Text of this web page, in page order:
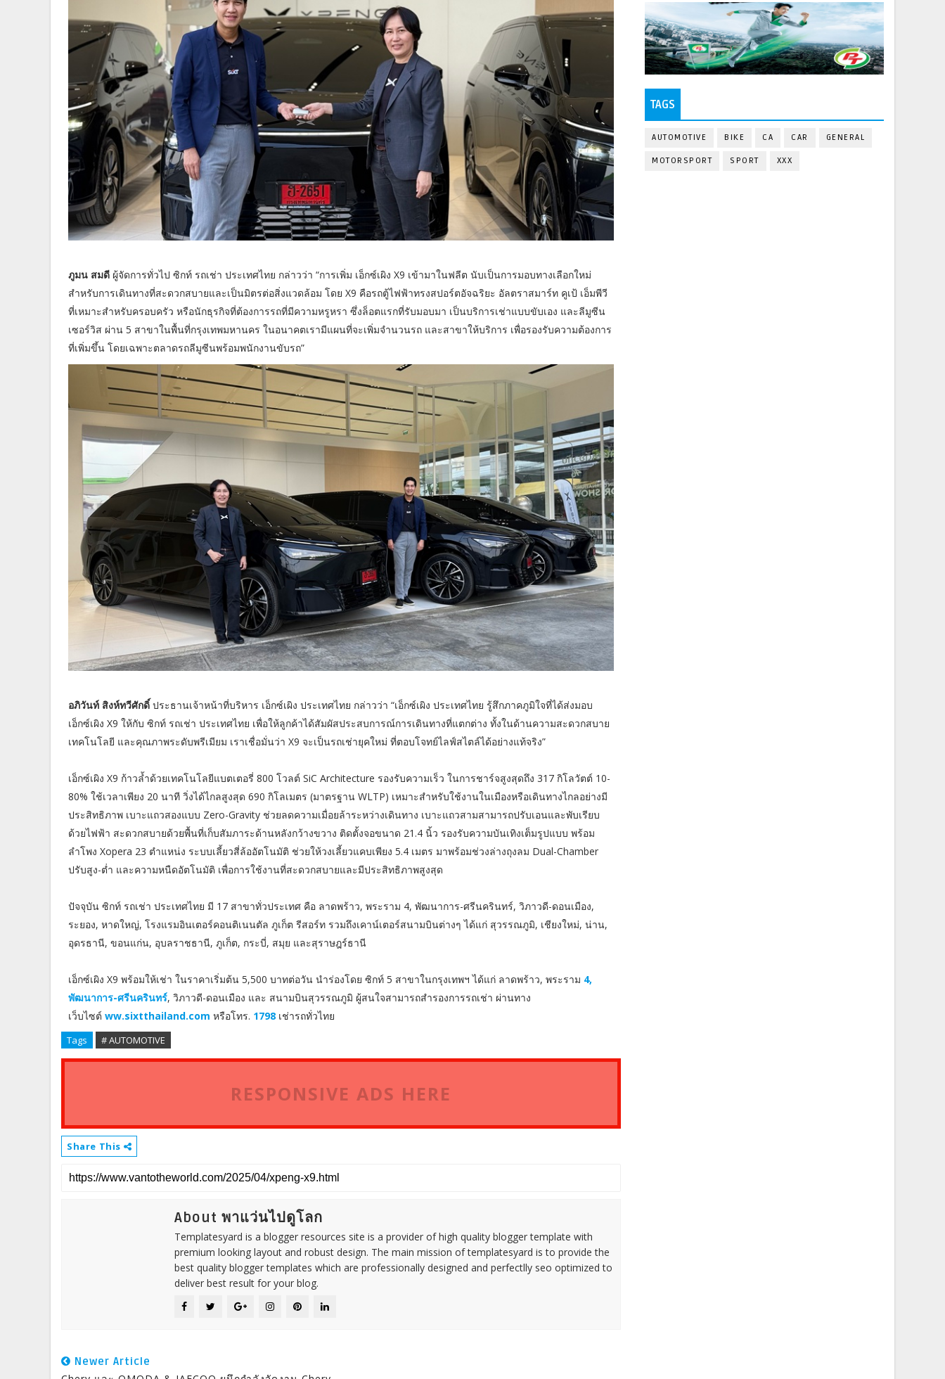
ภูมน สมดี ผู้จัดการทั่วไป ซิกท์ รถเช่า ประเทศไทย กล่าวว่า “การเพิ่ม เอ็กซ์เผิง X9 เข้ามาในฟลีต นับเป็นการมอบทางเลือกใหม่
สำหรับการเดินทางที่สะดวกสบายและเป็นมิตรต่อสิ่งแวดล้อม โดย X9 คือรถตู้ไฟฟ้าทรงสปอร์ตอัจฉริยะ อัลตราสมาร์ท คูเป้ เอ็มพีวี
ที่เหมาะสำหรับครอบครัว หรือนักธุรกิจที่ต้องการรถที่มีความหรูหรา ซึ่งล็อตแรกที่รับมอบมา เป็นบริการเช่าแบบขับเอง และลีมูซีน
เซอร์วิส ผ่าน 5 สาขาในพื้นที่กรุงเทพมหานคร ในอนาคตเรามีแผนที่จะเพิ่มจำนวนรถ และสาขาให้บริการ เพื่อรองรับความต้องการ
ที่เพิ่มขึ้น โดยเฉพาะตลาดรถลีมูซีนพร้อมพนักงานขับรถ”
อภิวันท์ สิงห์ทวีศักดิ์ ประธานเจ้าหน้าที่บริหาร เอ็กซ์เผิง ประเทศไทย กล่าวว่า “เอ็กซ์เผิง ประเทศไทย รู้สึกภาคภูมิใจที่ได้ส่งมอบ
เอ็กซ์เผิง X9 ให้กับ ซิกท์ รถเช่า ประเทศไทย เพื่อให้ลูกค้าได้สัมผัสประสบการณ์การเดินทางที่แตกต่าง ทั้งในด้านความสะดวกสบาย
เทคโนโลยี และคุณภาพระดับพรีเมียม เราเชื่อมั่นว่า X9 จะเป็นรถเช่ายุคใหม่ ที่ตอบโจทย์ไลฟ์สไตล์ได้อย่างแท้จริง”
เอ็กซ์เผิง X9 ก้าวล้ำด้วยเทคโนโลยีแบตเตอรี่ 800 โวลต์ SiC Architecture รองรับความเร็ว ในการชาร์จสูงสุดถึง 317 กิโลวัตต์ 10-
80% ใช้เวลาเพียง 20 นาที วิ่งได้ไกลสูงสุด 690 กิโลเมตร (มาตรฐาน WLTP) เหมาะสำหรับใช้งานในเมืองหรือเดินทางไกลอย่างมี
ประสิทธิภาพ เบาะแถวสองแบบ Zero-Gravity ช่วยลดความเมื่อยล้าระหว่างเดินทาง เบาะแถวสามสามารถปรับเอนและพับเรียบ
ด้วยไฟฟ้า สะดวกสบายด้วยพื้นที่เก็บสัมภาระด้านหลังกว้างขวาง ติดตั้งจอขนาด 21.4 นิ้ว รองรับความบันเทิงเต็มรูปแบบ พร้อม
ลำโพง Xopera 23 ตำแหน่ง ระบบเลี้ยวสี่ล้ออัตโนมัติ ช่วยให้วงเลี้ยวแคบเพียง 5.4 เมตร มาพร้อมช่วงล่างถุงลม Dual-Chamber
ปรับสูง-ต่ำ และความหนืดอัตโนมัติ เพื่อการใช้งานที่สะดวกสบายและมีประสิทธิภาพสูงสุด
ปัจจุบัน ซิกท์ รถเช่า ประเทศไทย มี 17 สาขาทั่วประเทศ คือ ลาดพร้าว, พระราม 4, พัฒนาการ-ศรีนครินทร์, วิภาวดี-ดอนเมือง,
ระยอง, หาดใหญ่, โรงแรมอินเตอร์คอนติเนนตัล ภูเก็ต รีสอร์ท รวมถึงเคาน์เตอร์สนามบินต่างๆ ได้แก่ สุวรรณภูมิ, เชียงใหม่, น่าน,
อุดรธานี, ขอนแก่น, อุบลราชธานี, ภูเก็ต, กระบี่, สมุย และสุราษฎร์ธานี
เอ็กซ์เผิง X9 พร้อมให้เช่า ในราคาเริ่มต้น 5,500 บาทต่อวัน นำร่องโดย ซิกท์ 5 สาขาในกรุงเทพฯ ได้แก่ ลาดพร้าว, พระราม 4,
พัฒนาการ-ศรีนครินทร์, วิภาวดี-ดอนเมือง และ สนามบินสุวรรณภูมิ ผู้สนใจสามารถสำรองการรถเช่า ผ่านทาง
เว็บไซต์ ww.sixtthailand.com หรือโทร. 1798 เช่ารถทั่วไทย
Tags # AUTOMOTIVE
RESPONSIVE ADS HERE
Share This
About พาแว่นไปดูโลก
Templatesyard is a blogger resources site is a provider of high quality blogger template with
premium looking layout and robust design. The main mission of templatesyard is to provide the
best quality blogger templates which are professionally designed and perfectlly seo optimized to
deliver best result for your blog.
Newer Article
TAGS
AUTOMOTIVE BIKE CA CAR GENERAL
MOTORSPORT SPORT XXX